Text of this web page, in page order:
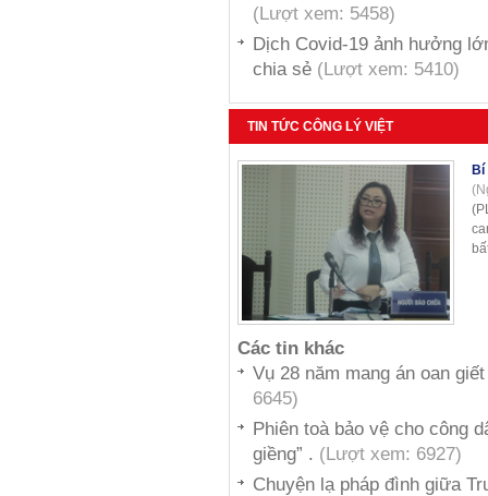
(Lượt xem: 5458)
Dịch Covid-19 ảnh hưởng
chia sẻ (Lượt xem: 5410)
TIN TỨC CÔNG LÝ VIỆT
Bí
Các tin khác
Vụ 28 năm mang án oan
6645)
Phiên toà bảo vệ cho công
giềng” . (Lượt xem: 6927)
Chuyện lạ pháp đình giữa